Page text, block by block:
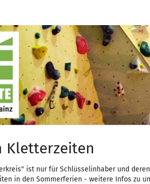
Kletterzeiten
ist nur für Schlüsselinhaber und
in den Sommerferien - weitere Infos zu